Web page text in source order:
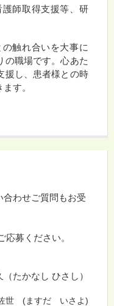
師取得支援等、研
触れ合いを大事に
の職場です。心あた
援し、患者様との時
す。
わせご質問もお受
募ください。
かなし ひさし）
世 (ますだ いさよ)